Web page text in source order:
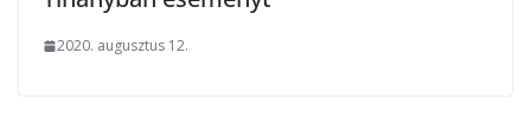
2020. augusztus 12.